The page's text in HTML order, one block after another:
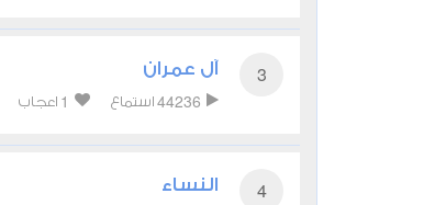
3 آل عمران
44236 استماع 1 اعجاب
4 النساء